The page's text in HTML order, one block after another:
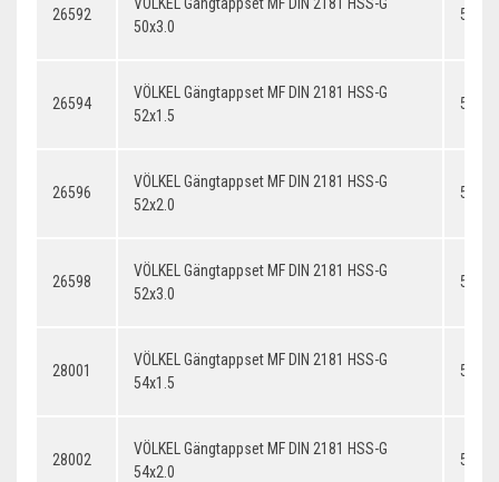
26592
50x3.0
26594
VÖLKEL Gängtappset MF DIN 2181 HSS-G
52x1.5
26596
VÖLKEL Gängtappset MF DIN 2181 HSS-G
52x2.0
26598
VÖLKEL Gängtappset MF DIN 2181 HSS-G
52x3.0
28001
VÖLKEL Gängtappset MF DIN 2181 HSS-G
54x1.5
28002
VÖLKEL Gängtappset MF DIN 2181 HSS-G
54x2.0